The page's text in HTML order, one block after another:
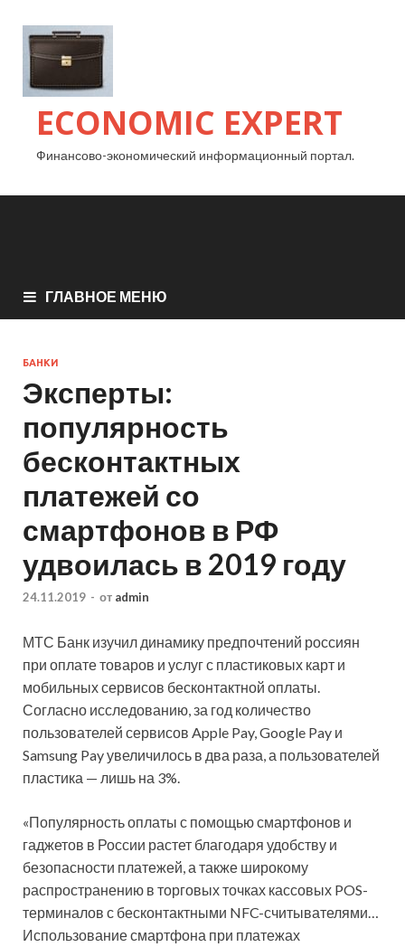
ECONOMIC EXPERT
Финансово-экономический информационный портал.
ГЛАВНОЕ МЕНЮ
БАНКИ
Эксперты: ​
популярность
бесконтактных
платежей со
смартфонов в РФ
удвоилась в 2019 году
24.11.2019 - от admin
МТС Банк изучил динамику предпочтений россиян
при оплате товаров и услуг с пластиковых карт и
мобильных сервисов бесконтактной оплаты.
Согласно исследованию, за год количество
пользователей сервисов Apple Pay, Google Pay и
Samsung Pay увеличилось в два раза, а пользователей
пластика — лишь на 3%.
«Популярность оплаты с помощью смартфонов и
гаджетов в России растет благодаря удобству и
безопасности платежей, а также широкому
распространению в торговых точках кассовых POS-
терминалов с бесконтактными NFC-считывателями…
Использование смартфона при платежах